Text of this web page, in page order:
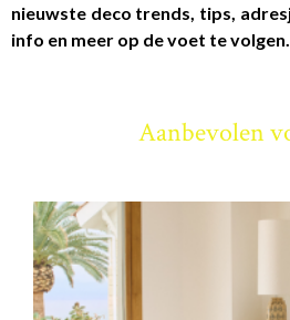
nieuwste deco trends, tips,
info en meer op de voet te volgen.
Aanbevolen